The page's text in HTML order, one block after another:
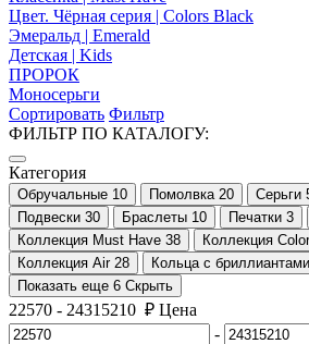
Цвет. Чёрная серия | Colors Black
Эмеральд | Emerald
Детская | Kids
ПРОРОК
Моносерьги
Сортировать Фильтр
ФИЛЬТР ПО КАТАЛОГУ:
Категория
Обручальные 10 Помолвка 20 Серьги
Подвески 30 Браслеты 10 Печатки 3
Коллекция Must Have 38 Коллекция
Коллекция Air 28 Кольца с бриллиантами
Показать еще 6 Скрыть
22570 - 24315210 ₽ Цена
-